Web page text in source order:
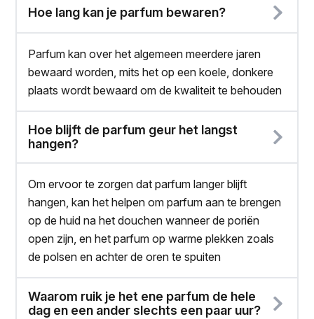
Hoe lang kan je parfum bewaren?
Parfum kan over het algemeen meerdere jaren
bewaard worden, mits het op een koele, donkere
plaats wordt bewaard om de kwaliteit te behouden
Hoe blijft de parfum geur het langst
hangen?
Om ervoor te zorgen dat parfum langer blijft
hangen, kan het helpen om parfum aan te brengen
op de huid na het douchen wanneer de poriën
open zijn, en het parfum op warme plekken zoals
de polsen en achter de oren te spuiten
Waarom ruik je het ene parfum de hele
dag en een ander slechts een paar uur?